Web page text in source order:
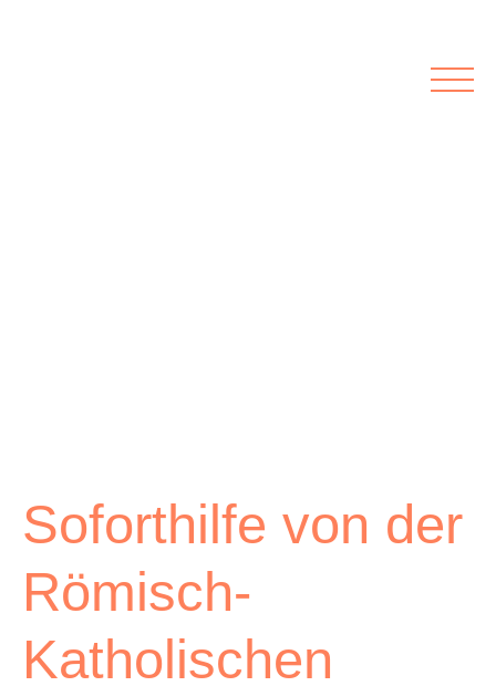
Archiv
Über uns
ePaper
Soforthilfe von der
Römisch-
Katholischen